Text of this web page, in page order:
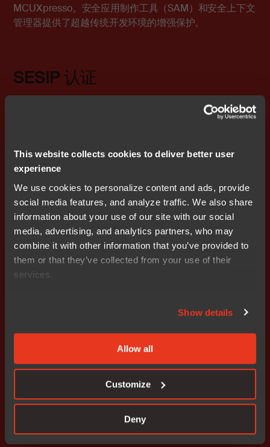
This website collects cookies to deliver better user
experience
We use cookies to personalize content and ads, provide
social media features, and analyze traffic. We also share
information about your use of our site with our social
media, advertising, and analytics partners, who may
combine it with other information that you’ve provided to
them or that they’ve collected from your use of their
services.
Show details
Allow all
Customize
Deny
MCUXpresso。安全应用制作工具（SAM）和安全上下文
管理器提供了超越传统开发环境的增强保护。
SESIP 认证
IAR Embedded Trust 的安全启动管理器 (SBM) 获得
SESIP 1 级认证，可确保固件的安全执行，加强物联网安
透明度，为嵌入式系统提供可信保护。
Supported devices